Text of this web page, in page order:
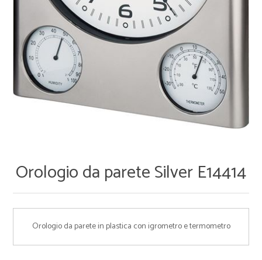
Orologio da parete Silver E14414
Orologio da parete in plastica con igrometro e termometro